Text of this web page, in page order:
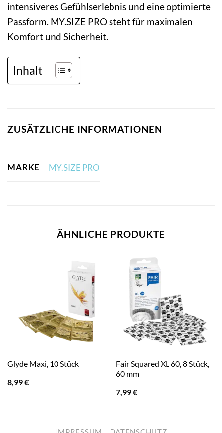
intensiveres Gefühlserlebnis und eine optimierte
Passform. MY.SIZE PRO steht für maximalen
Komfort und Sicherheit.
Inhalt
ZUSÄTZLICHE INFORMATIONEN
MARKE MY.SIZE PRO
ÄHNLICHE PRODUKTE
Glyde Maxi, 10 Stück
8,99€
Fair Squared XL 60, 8 Stück,
60 mm
7,99€